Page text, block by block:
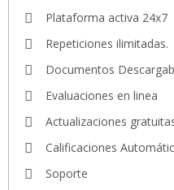
Plataforma activa 24x7
Repeticiones ilimitadas.
Documentos
Evaluaciones en linea
Actualizaciones
Calificaciones
Soporte